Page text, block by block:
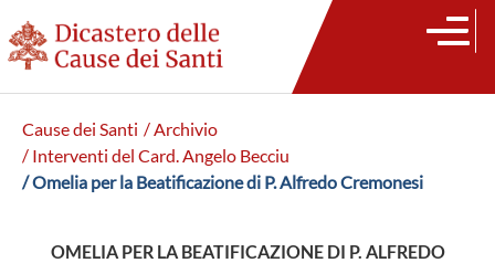
Cause dei Santi / Archivio
/ Interventi del Card. Angelo Becciu
/ Omelia per la Beatificazione di P. Alfredo Cremonesi
OMELIA PER LA BEATIFICAZIONE DI P. ALFREDO